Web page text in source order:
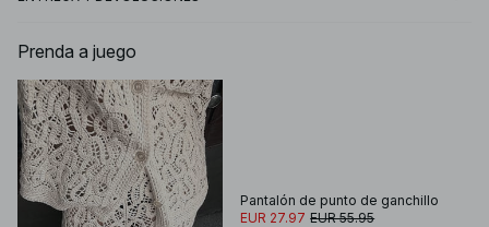
Prenda a juego
Pantalón de punto de ganchillo
EUR 27.97 EUR 55.95